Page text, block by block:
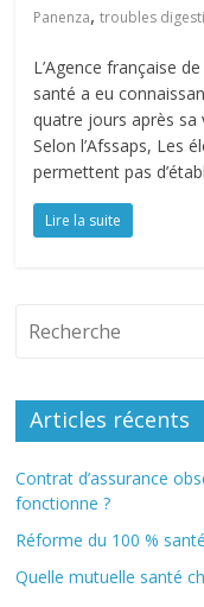
Panenza,troubles
L’Agence française
santé a eu
quatre jours après sa
Selon l’Afssaps, Les
permettent pas
Lire la suite
Articles récents
Contrat d’assurance
fonctionne ?
Réforme du 100 %
Quelle mutuelle santé